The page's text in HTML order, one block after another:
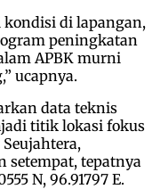
di lapangan,
peningkatan
APBK murni
ucapnya.
data teknis
titik lokasi fokus
setempat, tepatnya
N, 96.91797 E.